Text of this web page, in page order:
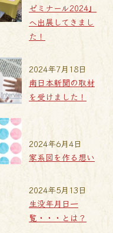
ゼミナール2024』
へ出展してきまし
た！
南日本新聞の取材
を受けました！
2024年7月18日
家系図を作る想い
2024年6月4日
生没年月日一
覧・・・とは？
2024年5月13日